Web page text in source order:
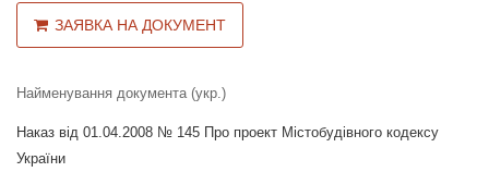
ЗАЯВКА НА ДОКУМЕНТ
Найменування документа (укр.)
Наказ від 01.04.2008 № 145 Про проект Містобудівного кодексу
України